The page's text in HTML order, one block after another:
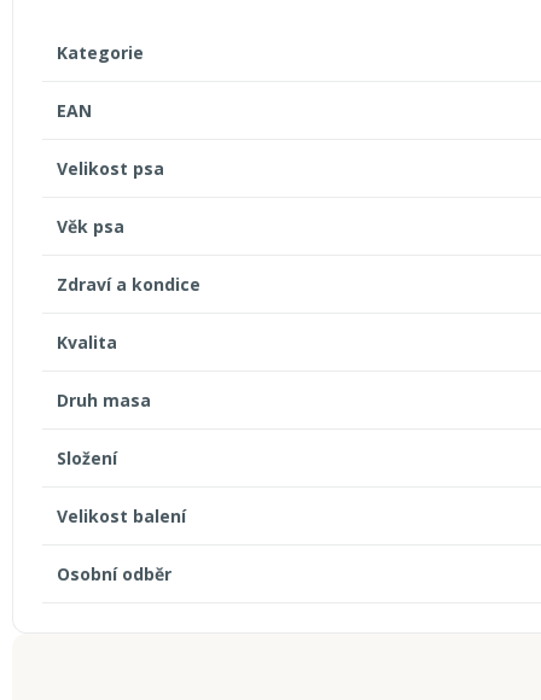
Kategorie
EAN
Velikost psa
Věk psa
Zdraví a kondice
Kvalita
Druh masa
Složení
Velikost balení
Osobní odběr